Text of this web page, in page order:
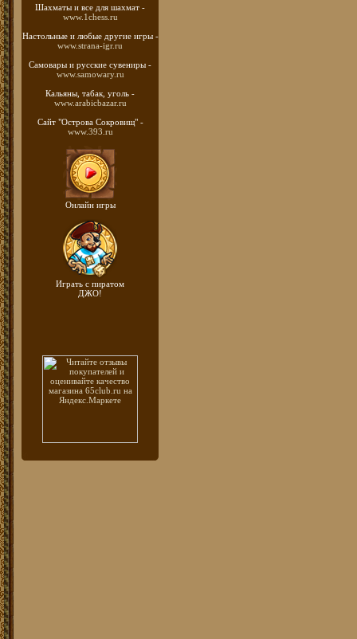
Шахматы и все для шахмат -
www.1chess.ru
Настольные и любые другие игры -
www.strana-igr.ru
Самовары и русские сувениры -
www.samowary.ru
Кальяны, табак, уголь -
www.arabicbazar.ru
Сайт "Острова Сокровищ" -
www.393.ru
Онлайн игры
Играть с пиратом
ДЖО!